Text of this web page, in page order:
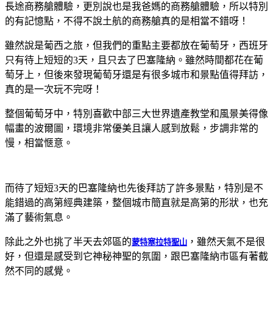
長途商務艙體驗，更別說也是我爸媽的商務艙體驗，所以特別
的有記憶點，不得不說土航的商務艙真的是相當不錯呀！
雖然說是葡西之旅，但我們的重點主要都放在葡萄牙，西班牙
只有待上短短的3天，且只去了巴塞隆納。雖然時間都花在葡
萄牙上，但後來發現葡萄牙還是有很多城市和景點值得拜訪，
真的是一次玩不完呀！
整個葡萄牙中，特別喜歡中部三大世界遺產教堂和風景美得像
幅畫的波爾圖，環境非常優美且讓人感到放鬆，步調非常的
慢，相當愜意。
而待了短短3天的巴塞隆納也先後拜訪了許多景點，特別是不
能錯過的高第經典建築，整個城市簡直就是高第的形狀，也充
滿了藝術氣息。
除此之外也挑了半天去郊區的蒙特塞拉特聖山 ，雖然天氣不是很
好，但還是感受到它神秘神聖的氛圍，跟巴塞隆納市區有著截
然不同的感覺。